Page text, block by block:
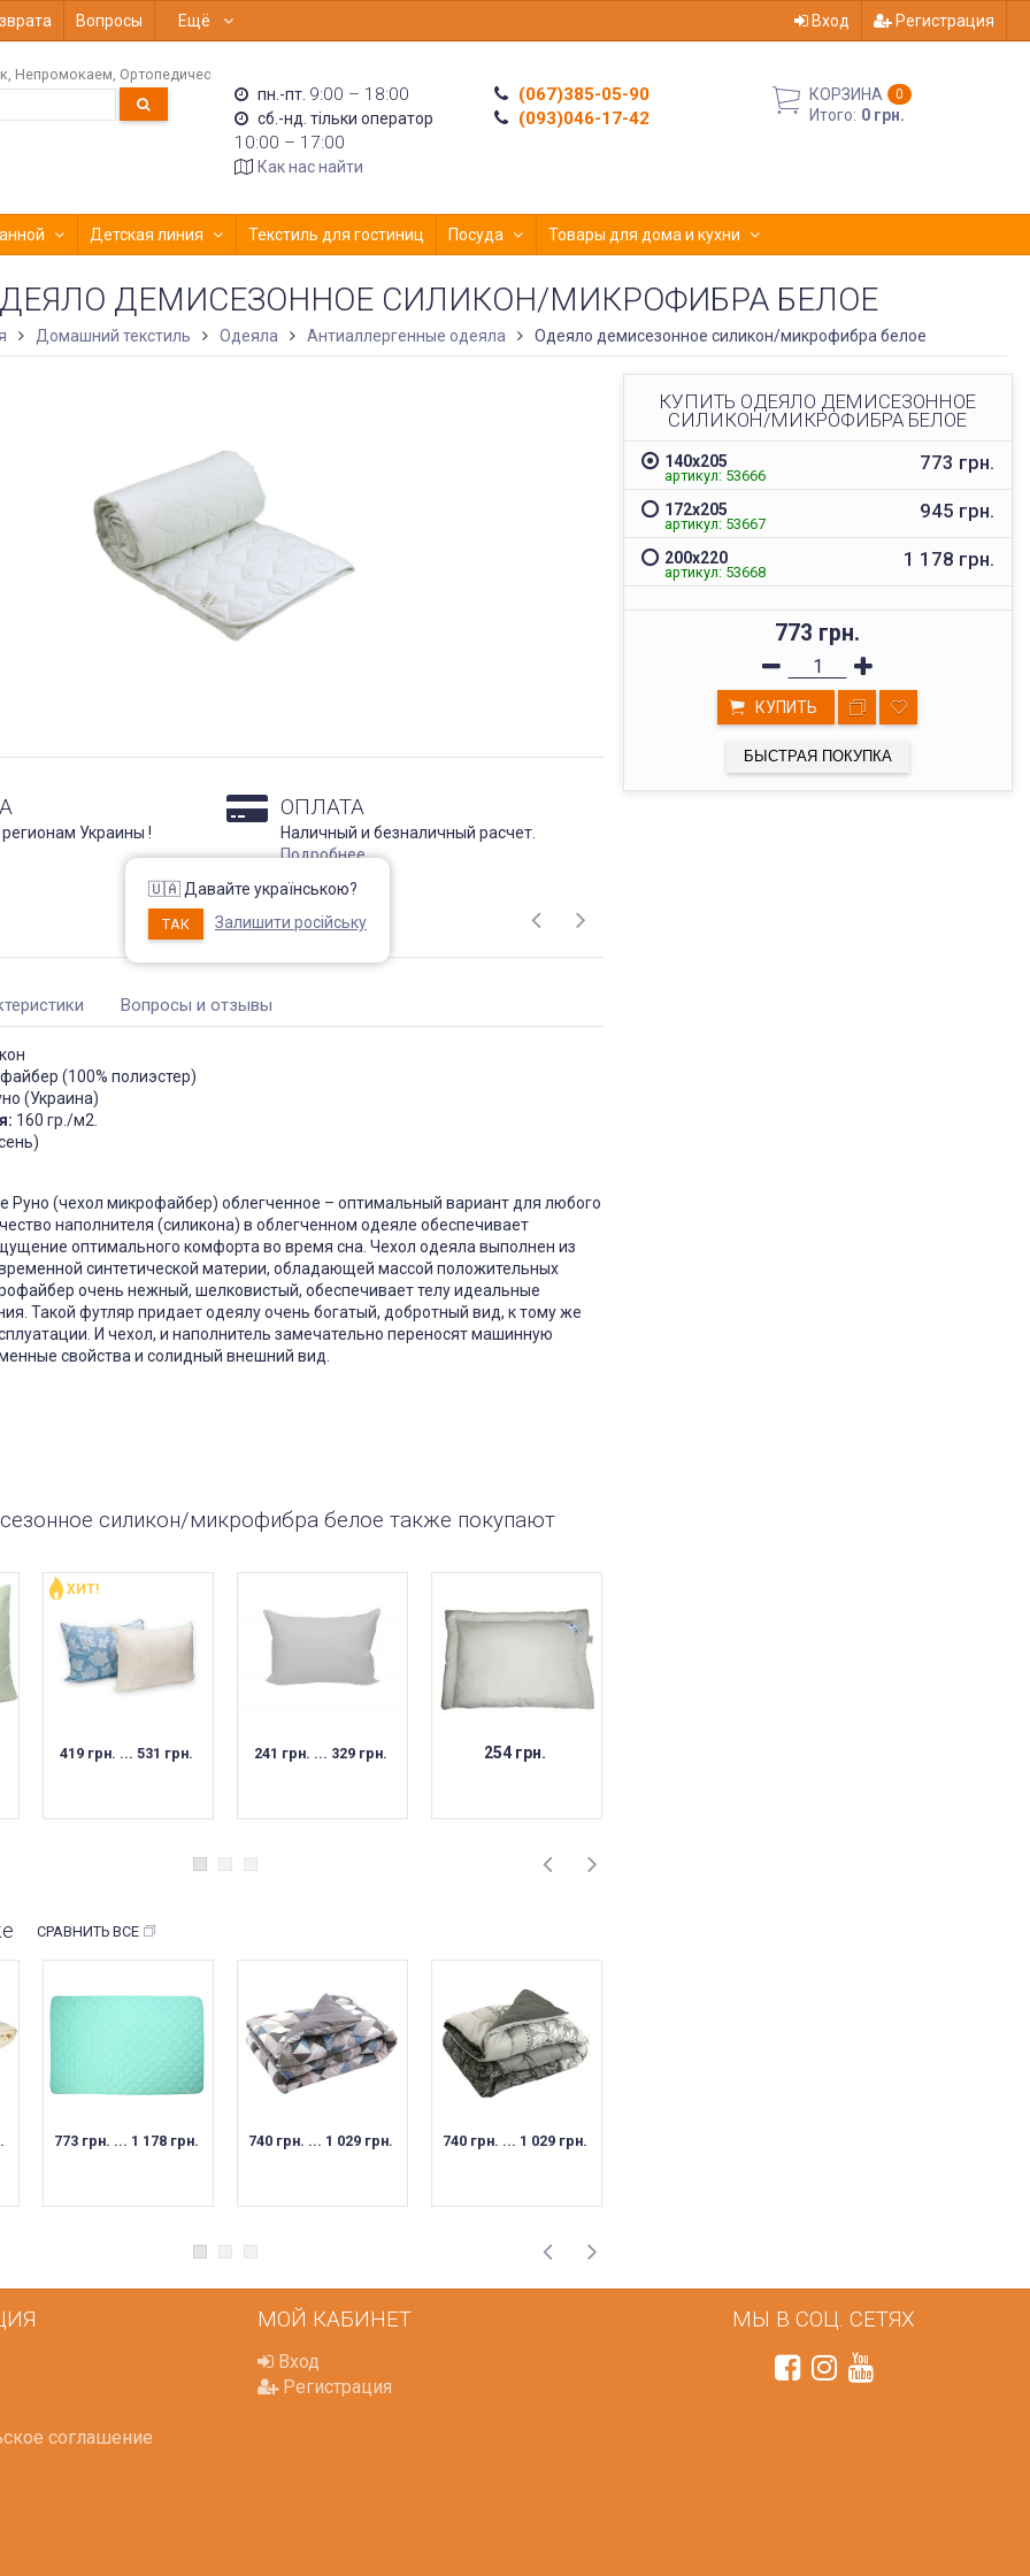
Вопросы Ещё Вход Регистрация
Непромокаем Ортопедичес
пн.-пт. 9:00 – 18:00
сб.-нд. тільки оператор
10:00 – 17:00
Как нас найти
(067)385-05-90
(093)046-17-42
КОРЗИНА 0
Итого: 0 грн.
Детская линия Текстиль для гостиниц Посуда Товары для дома и кухни
на
має висоту
підійде цей
цей
як чохол чи
за
Джульєтта
2026 09:11
Усе сподобалось -тканина
еластична яка гарно лягла на
моє крісло. Однако ставлю
четвірку, оскільки обіцяли
відправити через 3 дні а
відправили через 5 днів та не
попередили
Марина
6 марта 2026 21:01
Замовляла цю подушку у
розмірі 50×70 — дуже
задоволена покупкою. Подушка
Наповнювач немає стороннього
запаху. Сплю на ній комфортно,
відмінна якість. Планую
замовити ще одну для дитини.
Рекомендую
ДЕМИСЕЗОННОЕ СИЛИКОН/МИКРОФИБРА БЕЛОЕ
Домашний текстиль Одеяла Антиаллергенные одеяла Одеяло демисезонное силикон/микрофибра белое
КУПИТЬ ОДЕЯЛО ДЕМИСЕЗОННОЕ
СИЛИКОН/МИКРОФИБРА БЕЛОЕ
140х205
артикул: 53666
773 грн.
172х205
артикул: 53667
945 грн.
200х220
артикул: 53668
1 178 грн.
773 грн.
КУПИТЬ
БЫСТРАЯ ПОКУПКА
Украины !
ОПЛАТА
Наличный и безналичный расчет.
Подробнее
Вопросы и отзывы
(100% полиэстер)
(Украина)
160 гр./м2.
Руно (чехол микрофайбер) облегченное – оптимальный вариант для любого
наполнителя (силикона) в облегченном одеяле обеспечивает
оптимального комфорта во время сна. Чехол одеяла выполнен из
синтетической материи, обладающей массой положительных
очень нежный, шелковистый, обеспечивает телу идеальные
Такой футляр придает одеялу очень богатый, добротный вид, к тому же
И чехол, и наполнитель замечательно переносят машинную
свойства и солидный внешний вид.
силикон/микрофибра белое также покупают
419 грн. ... 531 грн.
ХИТ!
241 грн. ... 329 грн. 254 грн.
СРАВНИТЬ ВСЕ
773 грн. ... 1 178 грн. 740 грн. ... 1 029 грн. 740 грн. ... 1 029 грн.
соглашение
МОЙ КАБИНЕТ
Вход
Регистрация
МЫ В СОЦ. СЕТЯХ
🇺🇦 Давайте українською?
ТАК Залишити російську